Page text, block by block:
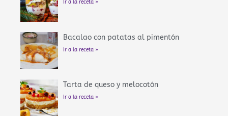
Ir a la receta »
Bacalao con patatas al pimentón
Ir a la receta »
Tarta de queso y melocotón
Ir a la receta »